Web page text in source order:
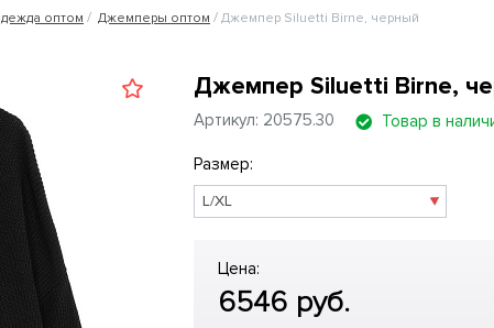
оптом Джемперы оптом Джемпер Siluetti Birne, черный
Джемпер Siluetti Birne,
Артикул: 20575.30 Товар в
Размер:
Цена:
6546 руб.